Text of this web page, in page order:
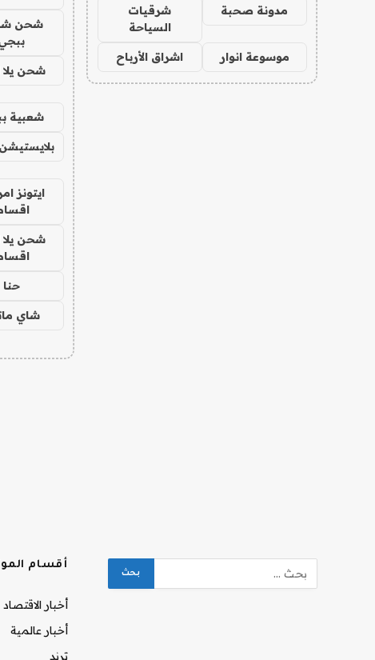
مدونة صحبة
شرقيات
السياحة
موسوعة انوار اشراق الأرباح
شحن
شحن يلا
شعبية
ايتونز
شحن يلا
حنا
شاي
أقسام
أخبار الاقتصاد
أخبار عالمية
ترند